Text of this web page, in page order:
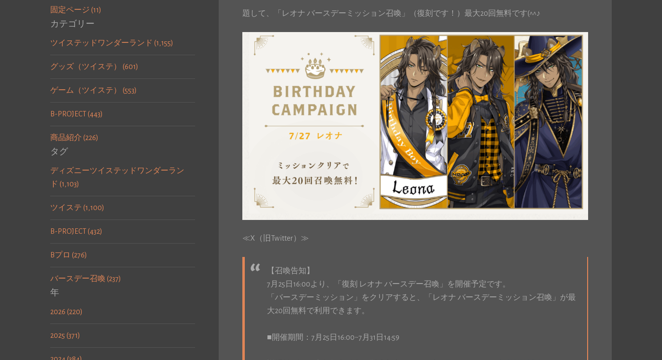
固定ページ (11)
カテゴリー
ツイステッドワンダーランド (1,155)
グッズ（ツイステ） (601)
ゲーム（ツイステ） (553)
B-PROJECT (443)
商品紹介 (226)
タグ
ディズニーツイステッドワンダーラン
ド (1,103)
ツイステ (1,100)
B-PROJECT (432)
Bプロ (276)
バースデー召喚 (237)
年
2026 (220)
2025 (371)
題して、「レオナ バースデーミッション召喚」（復刻です！）最大20回無料です(^^♪
≪X（旧Twitter）≫
【召喚告知】
7月25日16:00より、「復刻 レオナ バースデー召喚」を開催予定です。
「バースデーミッション」をクリアすると、「レオナ バースデーミッション召喚」が最
大20回無料で利用できます。
■開催期間：7月25日16:00~7月31日14:59